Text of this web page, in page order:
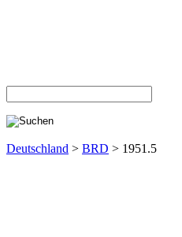
Deutschland > BRD > 1951.5